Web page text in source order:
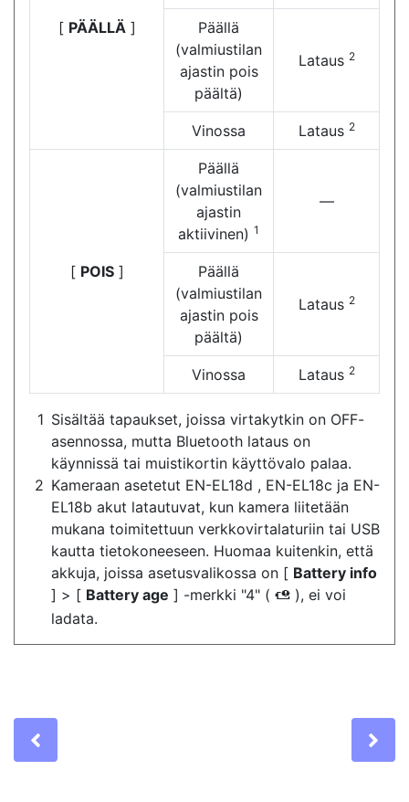
[ PÄÄLLÄ]
Päällä
(valmiustilan
ajastin pois
päältä)
Lataus 2
Vinossa Lataus 2
[ POIS]
Päällä
(valmiustilan
ajastin
aktiivinen) 1
—
Päällä
(valmiustilan
ajastin pois
päältä)
Lataus 2
Vinossa Lataus 2
Sisältää tapaukset, joissa virtakytkin on OFF-
asennossa, mutta Bluetooth lataus on
käynnissä tai muistikortin käyttövalo palaa.
Kameraan asetetut EN-EL18d , EN-EL18c ja EN-
EL18b akut latautuvat, kun kamera liitetään
mukana toimitettuun verkkovirtalaturiin tai USB
kautta tietokoneeseen. Huomaa kuitenkin, että
akkuja, joissa asetusvalikossa on [ Battery info
] > [ Battery age ] -merkki "4" ( l ), ei voi
ladata.